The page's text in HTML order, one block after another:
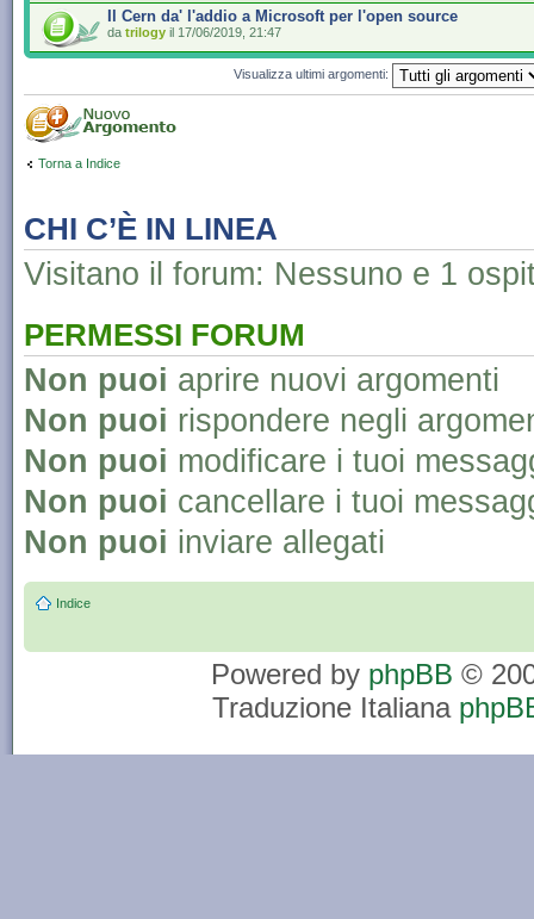
Il Cern da' l'addio a Microsoft per l'open source
da trilogy il 17/06/2019, 21:47
Visualizza ultimi argomenti:
Torna a Indice
CHI C’È IN LINEA
Visitano il forum: Nessuno e 1
PERMESSI FORUM
Non puoi aprire nuovi argomenti
Non puoi rispondere negli
Non puoi modificare i tuoi
Non puoi cancellare i tuoi
Non puoi inviare allegati
Indice
Powered by phpBB ©
Traduzione Italiana